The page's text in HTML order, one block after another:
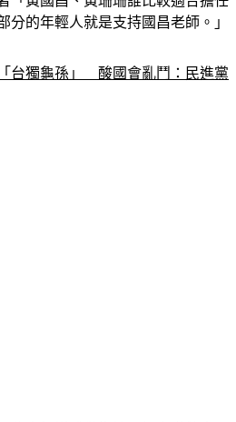
「黃國昌、黃珊珊誰比較適合擔任
台獨龜孫」　酸國會亂鬥：民進黨